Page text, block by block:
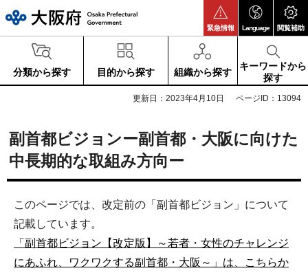
緊急情報 Language 閲覧補助
分類から探す 目的から探す 組織から探す
キーワードから
探す
更新日：2023年4月10日 ページID：13094
副首都ビジョンー副首都・大阪に向けた
中長期的な取組み方向ー
このページでは、改定前の「副首都ビジョン」について
記載しています。
「副首都ビジョン【改定版】～若者・女性のチャレンジ
にあふれ、ワクワクする副首都・大阪～」は、こちらか